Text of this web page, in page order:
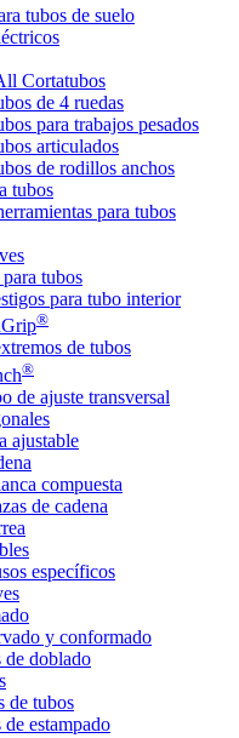
tubos de suelo
Cortatubos
de 4 ruedas
para trabajos pesados
articulados
de rodillos anchos
tubos
para tubos
tubos
para tubo interior
®
de tubos
®
de ajuste transversal
ajustable
compuesta
de cadena
específicos
y conformado
de doblado
de tubos
estampado